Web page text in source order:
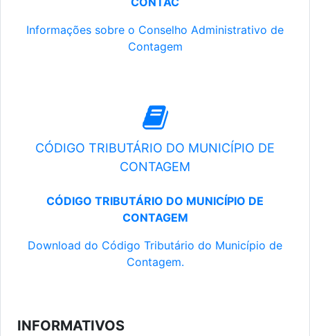
Informações sobre o Conselho Administrativo de
Contagem
CÓDIGO TRIBUTÁRIO DO MUNICÍPIO DE
CONTAGEM
CÓDIGO TRIBUTÁRIO DO MUNICÍPIO DE
CONTAGEM
Download do Código Tributário do Município de
Contagem.
INFORMATIVOS